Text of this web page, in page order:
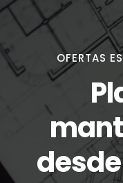
OFERTAS